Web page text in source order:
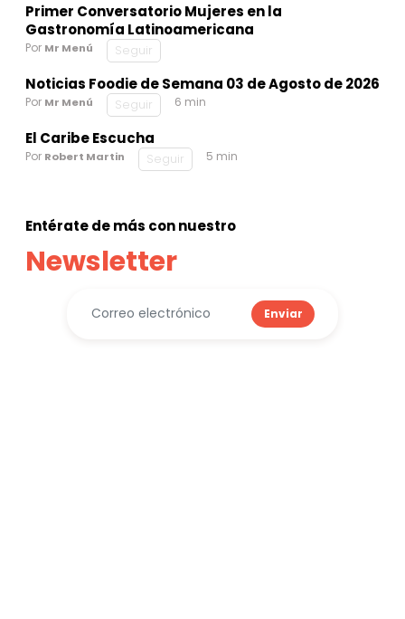
Primer Conversatorio Mujeres en la
Gastronomía Latinoamericana
Por Mr Menú Seguir
Noticias Foodie de Semana 03 de Agosto de 2026
Por Mr Menú Seguir 6 min
El Caribe Escucha
Por Robert Martin Seguir 5 min
Entérate de más con nuestro
Newsletter
Enviar